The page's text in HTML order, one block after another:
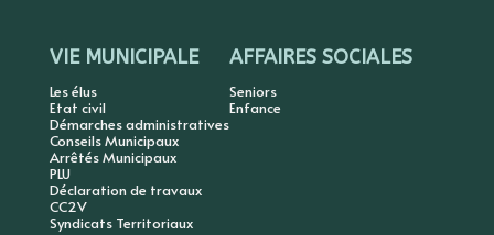
VIE MUNICIPALE
Les élus
Etat civil
Démarches administratives
Conseils Municipaux
Arrêtés Municipaux
PLU
Déclaration de travaux
CC2V
Syndicats Territoriaux
AFFAIRES SOCIALES
Seniors
Enfance